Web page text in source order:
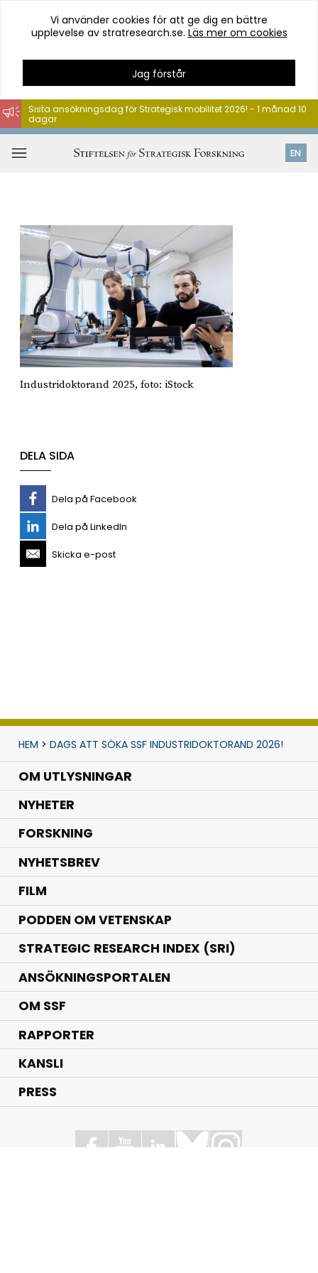
Hoppa
till
innehåll
Vi använder cookies för att ge dig en bättre
upplevelse av stratresearch.se. Läs mer om cookies
Jag förstår
EN
Sista ansökningsdag för Strategisk mobilitet 2026! - 1 månad 10
dagar
Industridoktorand 2025, foto: iStock
DELA SIDA
Dela på Facebook
Dela på LinkedIn
Skicka e-post
HEM > DAGS ATT SÖKA SSF INDUSTRIDOKTORAND 2026!
OM UTLYSNINGAR
NYHETER.
FORSKNING.
NYHETSBREV
FILM
PODDEN OM VETENSKAP
STRATEGIC RESEARCH INDEX (SRI)
ANSÖKNINGSPORTALEN
OM SSF
RAPPORTER
KANSLI
PRESS